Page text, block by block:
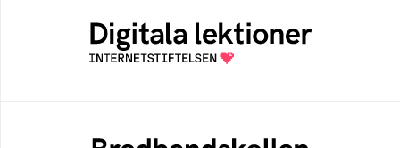
Öppen digital lärresurs med färdiga lektioner
för alla stadier i grundskolan